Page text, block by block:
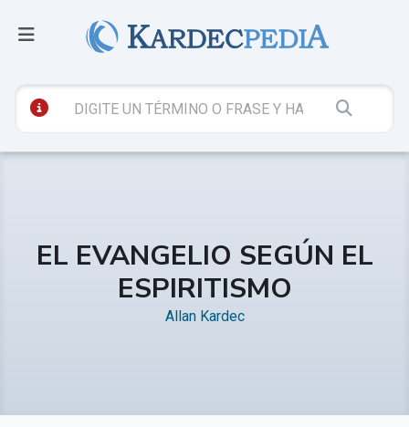
EL EVANGELIO SEGÚN EL
ESPIRITISMO
Allan Kardec